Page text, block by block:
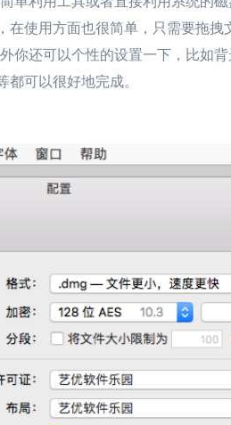
在使用方面也很简单，只需要拖拽
你还可以个性的设置一下，比如
可以很好地完成。